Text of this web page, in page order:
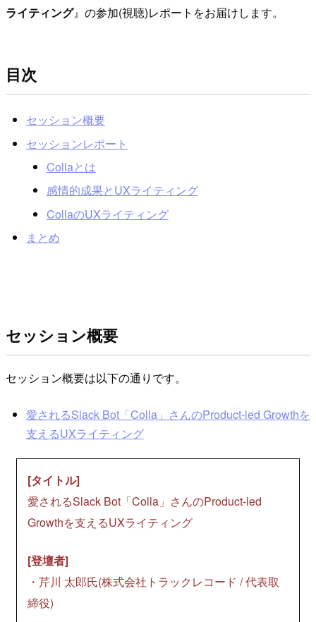
ライティング』の参加(視聴)レポートをお届けします。
目次
セッション概要
セッションレポート
Collaとは
感情的成果とUXライティング
CollaのUXライティング
まとめ
セッション概要
セッション概要は以下の通りです。
愛されるSlack Bot「Colla」さんのProduct-led Growthを
支えるUXライティング
[タイトル]
愛されるSlack Bot「Colla」さんのProduct-led
Growthを支えるUXライティング
[登壇者]
・芹川 太郎氏(株式会社トラックレコード / 代表取
締役)